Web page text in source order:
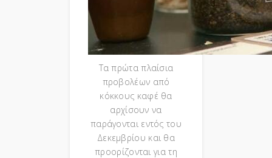
Τα πρώτα πλαίσια
προβολέων από
κόκκους καφέ θα
αρχίσουν να
παράγονται εντός του
Δεκεμβρίου και θα
προορίζονται για τη